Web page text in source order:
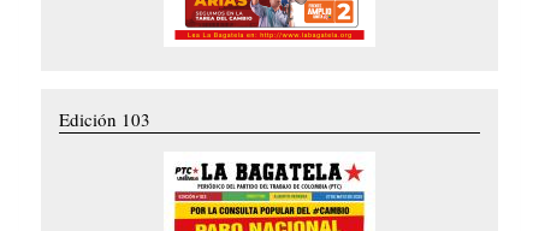
Edición 103